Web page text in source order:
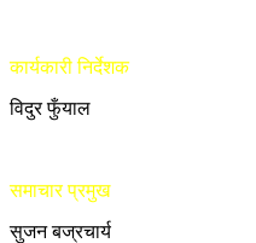
कार्यकारी निर्देशक
विदुर फुँयाल
समाचार प्रमुख
सुजन बज्रचार्य